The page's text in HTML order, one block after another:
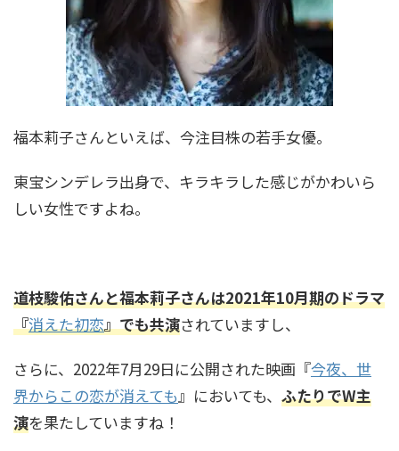
明石家さんまの家系図と家族構成！お笑い界の
レジェンドを支えた家族の絆とは？
に千葉雄大や有名政治家も！
人でも依頼できる？
福本莉子さんといえば、今注目株の若手女優。
東宝シンデレラ出身で、キラキラした感じがかわいら
しい女性ですよね。
道枝駿佑さんと福本莉子さんは2021年10月期のドラマ
『消えた初恋』でも共演されていますし、
さらに、2022年7月29日に公開された映画『今夜、世
界からこの恋が消えても』においても、 ふたりでW主
演を果たしていますね！